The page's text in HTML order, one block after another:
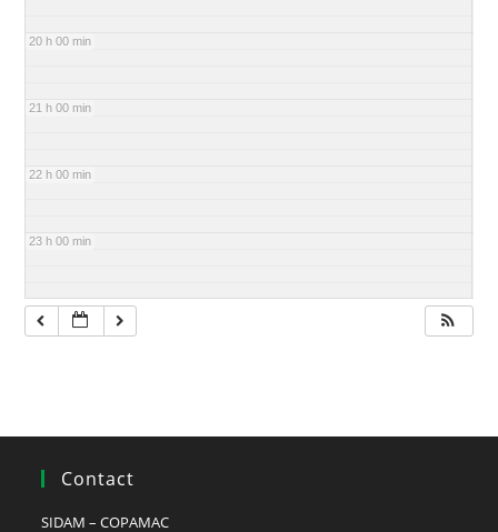
20 h 00 min
21 h 00 min
22 h 00 min
23 h 00 min
Contact
SIDAM – COPAMAC